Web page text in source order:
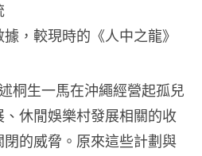
，較現時的《人中之龍》
桐生一馬在沖繩經營起孤兒
休閒娛樂村發展相關的收
的威脅。原來這些計劃與